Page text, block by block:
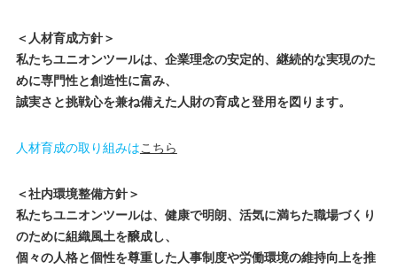
＜人材育成方針＞
私たちユニオンツールは、企業理念の安定的、継続的な実現のた
めに専門性と創造性に富み、
誠実さと挑戦心を兼ね備えた人財の育成と登用を図ります。
人材育成の取り組みはこちら
＜社内環境整備方針＞
私たちユニオンツールは、健康で明朗、活気に満ちた職場づくり
のために組織風土を醸成し、
個々の人格と個性を尊重した人事制度や労働環境の維持向上を推